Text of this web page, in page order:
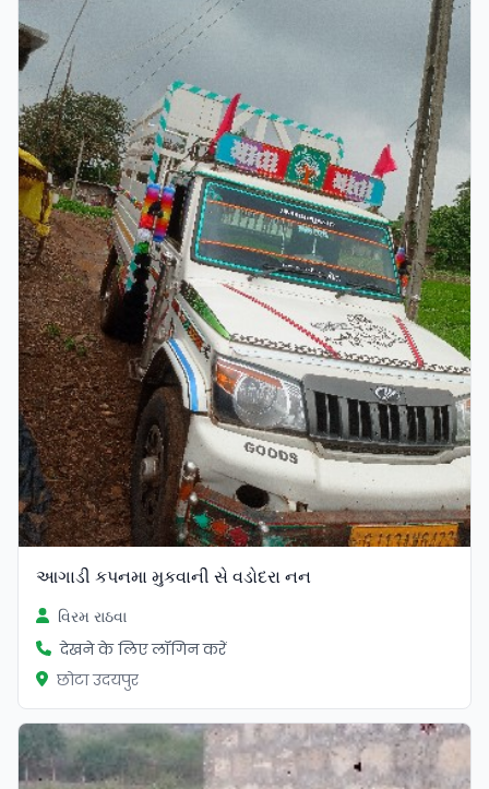
આગાડી કપનમા મુકવાની સે વડોદરા નન
વિરમ રાઠવા
देखने के लिए लॉगिन करें
छोटा उदयपुर